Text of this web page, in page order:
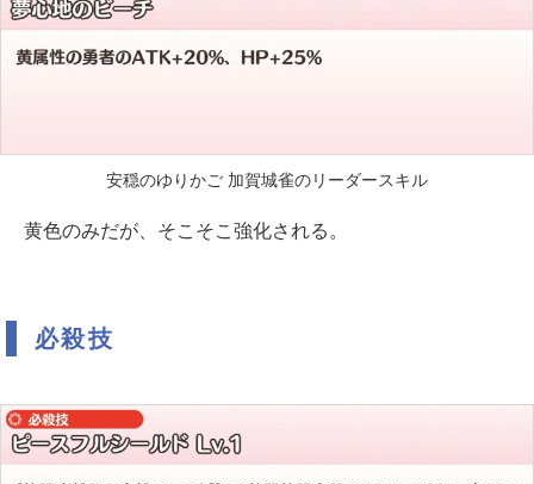
安穏のゆりかご 加賀城雀のリーダースキル
黄色のみだが、そこそこ強化される。
必殺技